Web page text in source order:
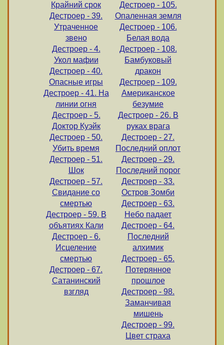
Крайний срок
Дестроер - 39.
Утраченное
звено
Дестроер - 4.
Укол мафии
Дестроер - 40.
Опасные игры
Дестроер - 41. На
линии огня
Дестроер - 5.
Доктор Куэйк
Дестроер - 50.
Убить время
Дестроер - 51.
Шок
Дестроер - 57.
Свидание со
смертью
Дестроер - 59. В
объятиях Кали
Дестроер - 6.
Исцеление
смертью
Дестроер - 67.
Сатанинский
взгляд
Дестроер - 105.
Опаленная земля
Дестроер - 106.
Белая вода
Дестроер - 108.
Бамбуковый
дракон
Дестроер - 109.
Американское
безумие
Дестроер - 26. В
руках врага
Дестроер - 27.
Последний оплот
Дестроер - 29.
Последний порог
Дестроер - 33.
Остров Зомби
Дестроер - 63.
Небо падает
Дестроер - 64.
Последний
алхимик
Дестроер - 65.
Потерянное
прошлое
Дестроер - 98.
Заманчивая
мишень
Дестроер - 99.
Цвет страха